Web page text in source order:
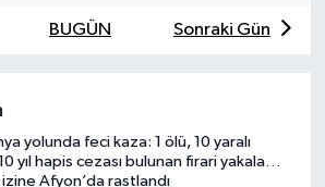
BUGÜN Sonraki Gün
yolunda feci kaza: 1 ölü, 10 yaralı
yıl hapis cezası bulunan firari yakalandı
izine Afyon’da rastlandı